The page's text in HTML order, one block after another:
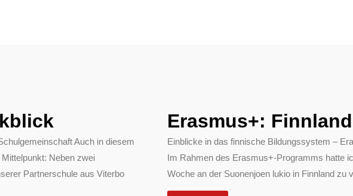
Auch in diesem
Neben zwei
Partnerschule aus Viterbo
Erasmus+:
Einblicke in das finnische Bildungssystem –
Im Rahmen des Erasmus+-Programms hatte
Woche an der Suonenjoen lukio in Finnland zu